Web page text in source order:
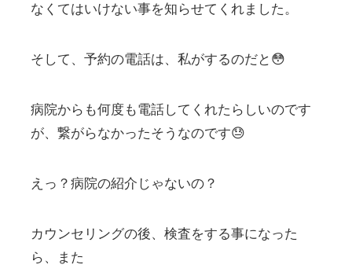
なくてはいけない事を知らせてくれました。
そして、予約の電話は、私がするのだと😳
病院からも何度も電話してくれたらしいのです
が、繋がらなかったそうなのです😓
えっ？病院の紹介じゃないの？
カウンセリングの後、検査をする事になった
ら、また